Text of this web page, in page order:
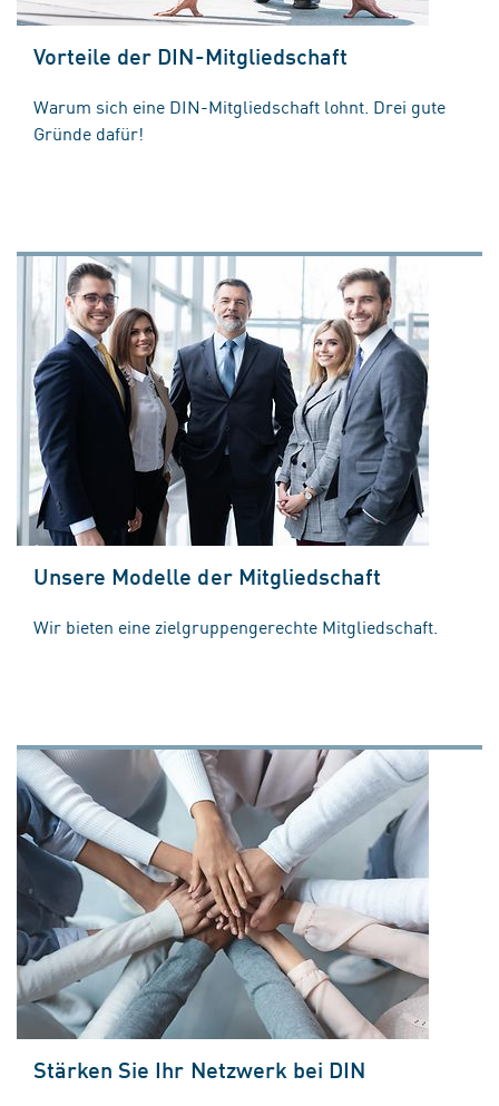
Vorteile der DIN-Mitgliedschaft
Warum sich eine DIN-Mitgliedschaft lohnt. Drei gute
Gründe dafür!
Unsere Modelle der Mitgliedschaft
Wir bieten eine zielgruppengerechte Mitgliedschaft.
Stärken Sie Ihr Netzwerk bei DIN